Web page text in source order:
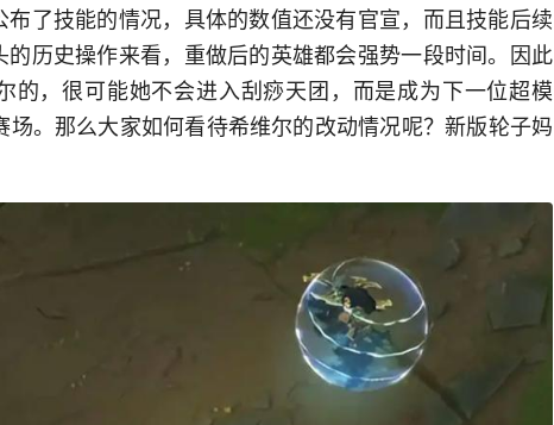
了技能的情况，具体的数值还没有官宣，而且技能后续
历史操作来看，重做后的英雄都会强势一段时间。因此
的，很可能她不会进入刮痧天团，而是成为下一位超模
。那么大家如何看待希维尔的改动情况呢？新版轮子妈